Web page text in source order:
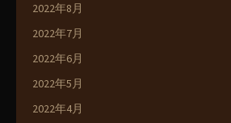
2022年8月
2022年7月
2022年6月
2022年5月
2022年4月